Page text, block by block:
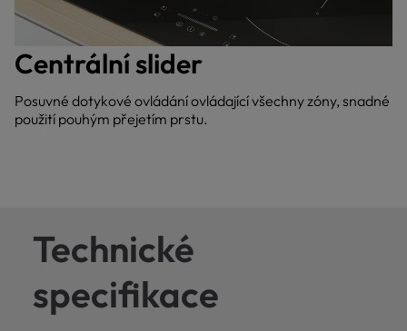
Centrální slider
Posuvné dotykové ovládání ovládající všechny zóny, snadné
použití pouhým přejetím prstu.
Technické
specifikace